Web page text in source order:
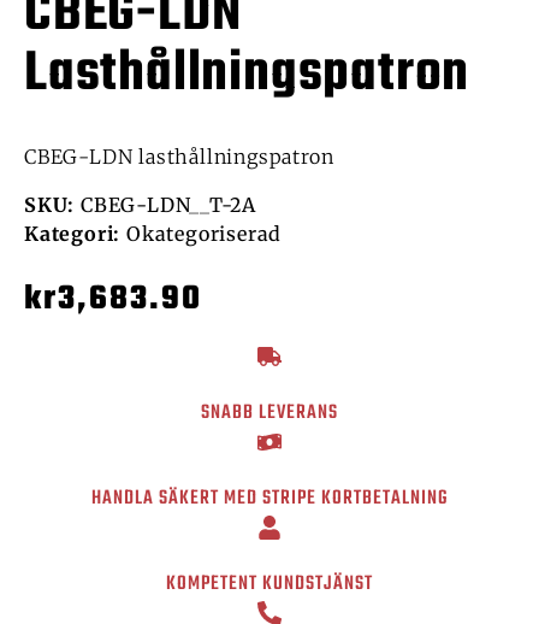
Lasthållningspatron
CBEG-LDN lasthållningspatron
SKU: CBEG-LDN__T-2A
Kategori: Okategoriserad
kr3,683.90
SNABB LEVERANS
HANDLA SÄKERT MED STRIPE KORTBETALNING
KOMPETENT KUNDSTJÄNST